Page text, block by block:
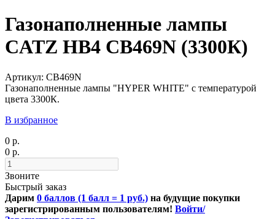
Газонаполненные лампы
CATZ HB4 CB469N (3300К)
Артикул: CB469N
Газонаполненные лампы "HYPER WHITE" с температурой
цвета 3300К.
В избранное
0 р.
0 р.
Звоните
Быстрый заказ
Дарим 0 баллов (1 балл = 1 руб.) на будущие покупки
зарегистрированным пользователям! Войти/